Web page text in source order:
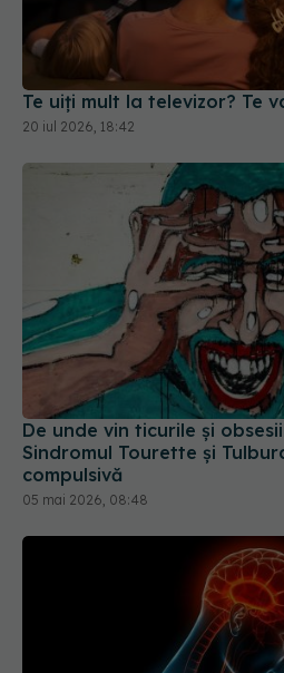
Te uiți mult la televizor? Te
20 iul 2026, 18:42
De unde vin ticurile și
Sindromul Tourette și
compulsivă
05 mai 2026, 08:48